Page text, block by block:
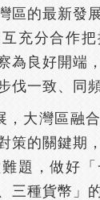
區的最新發
充分合作
為良好開端
伐一致、同
，大灣區融
策的關鍵期
題，做好
三種貨幣」